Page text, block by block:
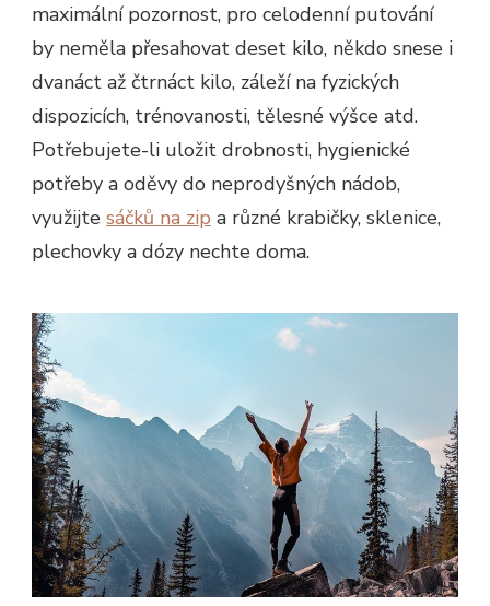
maximální pozornost, pro celodenní putování
by neměla přesahovat deset kilo, někdo snese i
dvanáct až čtrnáct kilo, záleží na fyzických
dispozicích, trénovanosti, tělesné výšce atd.
Potřebujete-li uložit drobnosti, hygienické
potřeby a oděvy do neprodyšných nádob,
využijte sáčků na zip a různé krabičky, sklenice,
plechovky a dózy nechte doma.